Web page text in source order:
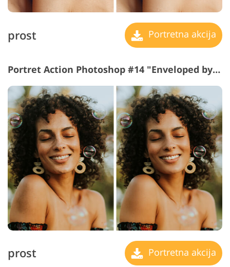
prost Portretna akcija
Portret Action Photoshop #14 "Enveloped by Sunlight"
prost Portretna akcija